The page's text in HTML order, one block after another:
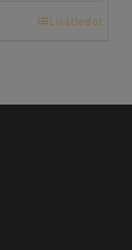
Lisätiedot